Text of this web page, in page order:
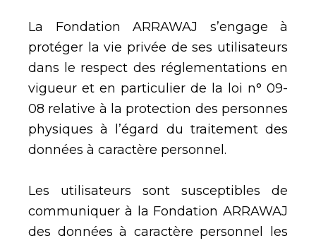
La Fondation ARRAWAJ s’engage à
protéger la vie privée de ses utilisateurs
dans le respect des réglementations en
vigueur et en particulier de la loi n° 09-
08 relative à la protection des personnes
physiques à l’égard du traitement des
données à caractère personnel.
Les utilisateurs sont susceptibles de
communiquer à la Fondation ARRAWAJ
des données à caractère personnel les